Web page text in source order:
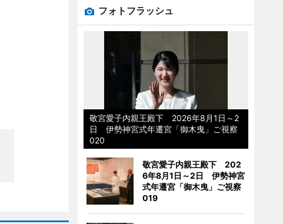
フォトフラッシュ
敬宮愛子内親王殿下 2026年8月1日～2
日 伊勢神宮式年遷宮「御木曳」ご視察
020
敬宮愛子内親王殿下 202
6年8月1日～2日 伊勢神宮
式年遷宮「御木曳」ご視察
019